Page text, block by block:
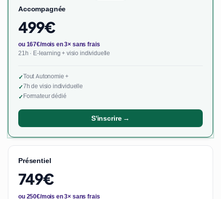
Accompagnée
499€
ou 167€/mois en 3× sans frais
21h · E-learning + visio individuelle
✓Tout Autonomie +
✓7h de visio individuelle
✓Formateur dédié
S'inscrire →
Présentiel
749€
ou 250€/mois en 3× sans frais